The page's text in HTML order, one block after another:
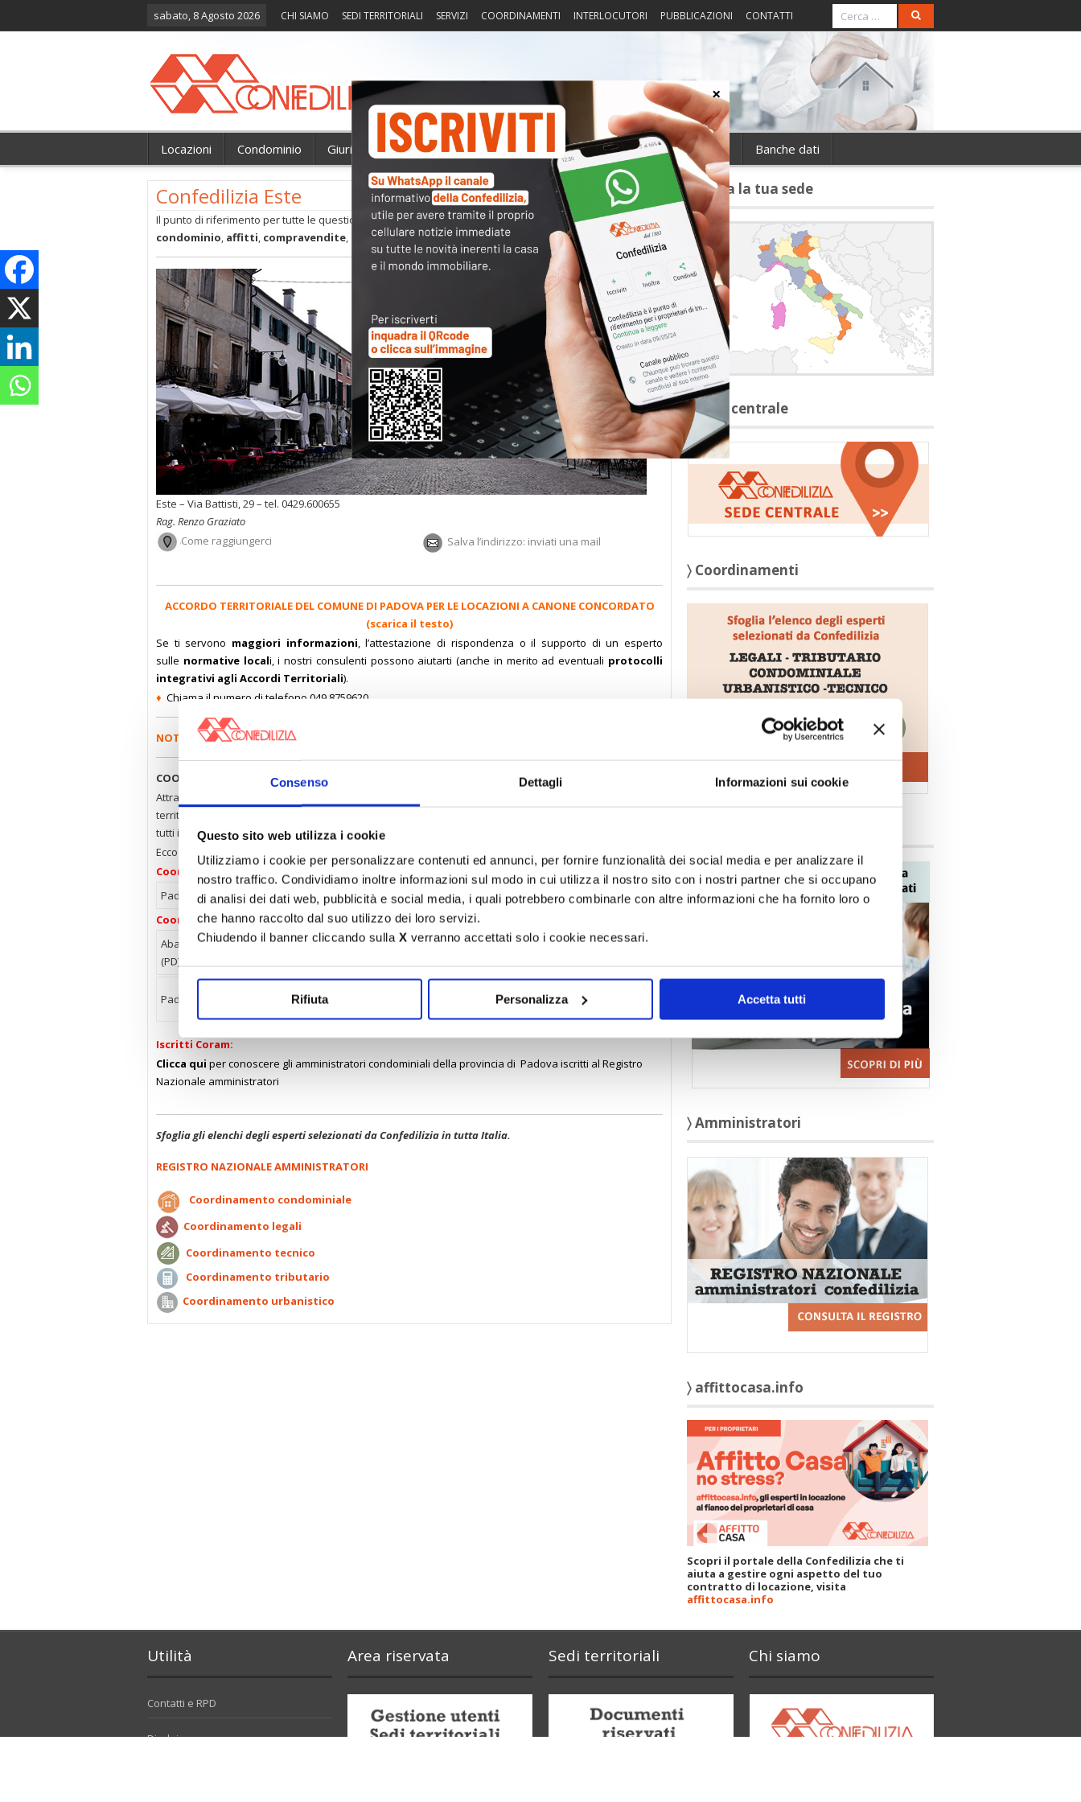
Consenso Dettagli Informazioni sui cookie
Questo sito web utilizza i cookie
Utilizziamo i cookie per personalizzare contenuti ed annunci, per fornire funzionalità dei social media e per analizzare il
nostro traffico. Condividiamo inoltre informazioni sul modo in cui utilizza il nostro sito con i nostri partner che si occupano
di analisi dei dati web, pubblicità e social media, i quali potrebbero combinarle con altre informazioni che ha fornito loro o
che hanno raccolto dal suo utilizzo dei loro servizi.
Chiudendo il banner cliccando sulla X verranno accettati solo i cookie necessari.
Rifiuta Personalizza Accetta tutti
sabato, 8 Agosto 2026 CHI SIAMO SEDI TERRITORIALI SERVIZI COORDINAMENTI INTERLOCUTORI PUBBLICAZIONI CONTATTI
Locazioni Condominio Giurisprudenza Fisco Portierato Intorno alla casa Notizie Banche dati
Confedilizia Este
Il punto di riferimento per tutte le questioni che riguardano lacasae gliimmobili
in genere:
condominio, affitti, compravendite, tasse,catasto…
Este – Via Battisti, 29 – tel. 0429.600655
Rag. Renzo Graziato
Come raggiungerci
Salva l’indirizzo: inviati una mail
ACCORDO TERRITORIALE DEL COMUNE DI PADOVA PER LE LOCAZIONI A CANONE CONCORDATO
(scarica il testo)
Se ti servono maggiori informazioni, l’attestazione di rispondenza o il supporto di un esperto
sulle normative locali, i nostri consulenti possono aiutarti(anche in merito ad eventuali protocolli
integrativi agli Accordi Territoriali).
♦ Chiama il numero di telefono 049.8759620
NOTIZIE
COORDINAMENTI e ISCRITTI CORAM
Attraverso i Coordinamenti legali, condominiale, tributario, urbanistico e tecnico, presenti sul
territorio, Confedilizia aiuta gli associati a scegliere il professionista più adatto a risolvere i problemi di
tutti i giorni.
Ecco i professionisti della provincia di Padova iscritti ai Coordinamenti:
Coordinamento legali:
Padova
Avv. Arianna Cattin C.so Milano, 19 049.8761581
049.651436
Coordinamento tributario:
Abano Terme
(PD)
Dott.
Via IV
Padova
120
049.651821 paganini@serenacom.net
Iscritti Coram:
Clicca qui per conoscere gli amministratori condominiali della provincia di Padova iscritti al Registro
Nazionale amministratori
Sfoglia gli elenchi degli esperti selezionati da Confedilizia in tutta Italia.
REGISTRO NAZIONALE AMMINISTRATORI
Coordinamento condominiale
Coordinamento legali
Coordinamento tecnico
Coordinamento tributario
Coordinamento urbanistico
〉 Trova la tua sede
〉 Sede centrale
〉 Coordinamenti
〉 Amministratori
〉 affittocasa.info
Scopri il portale della Confedilizia che ti
aiuta a gestire ogni aspetto del tuo
contratto di locazione, visita
affittocasa.info
Utilità
Contatti e RPD
Disclaimer
Area riservata Sedi territoriali Chi siamo